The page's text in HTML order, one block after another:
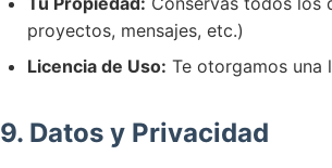
proyectos, mensajes, etc.)
Licencia de Uso: Te otorgamos una
9. Datos y Privacidad